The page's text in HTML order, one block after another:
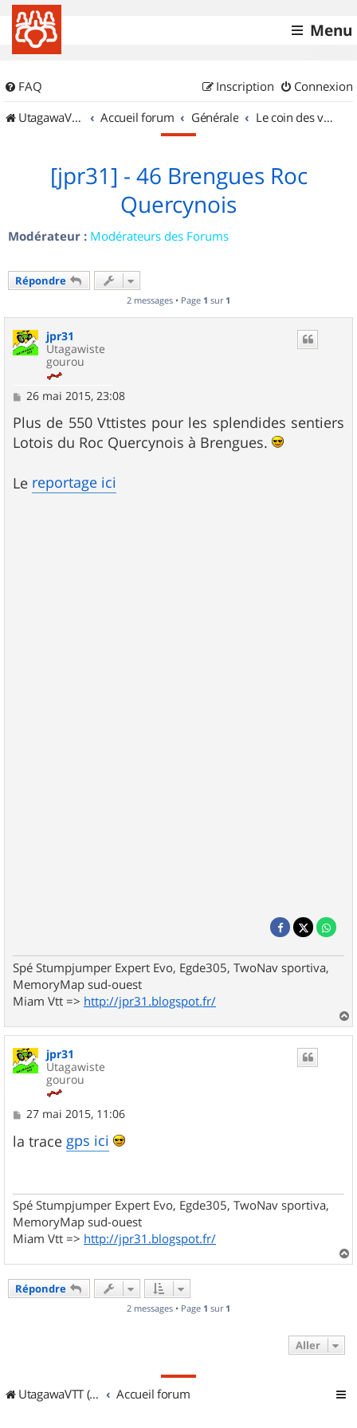
Menu
FAQ Connexion
Inscription
UtagawaVTT (Randos VTT et VTTAE avec traces GPS)
Accueil forum Générale Le coin des vidéastes
[jpr31] - 46 Brengues Roc
Quercynois
Modérateur : Modérateurs des Forums
Répondre
2 messages • Page 1 sur 1
jpr31
Utagawiste
gourou
M
s
s
a
26 mai 2015, 23:08
Plus de 550 Vttistes pour les splendides sentiers
Lotois du Roc Quercynois à Brengues.
Le reportage ici
Spé Stumpjumper Expert Evo, Egde305, TwoNav sportiva,
MemoryMap sud-ouest
Miam Vtt => http://jpr31.blogspot.fr/
a
u
jpr31
Utagawiste
gourou
M
s
s
27 mai 2015, 11:06
la trace gps ici
Spé Stumpjumper Expert Evo, Egde305, TwoNav sportiva,
MemoryMap sud-ouest
Miam Vtt => http://jpr31.blogspot.fr/
a
Répondre
2 messages • Page 1 sur 1
Aller
UtagawaVTT (Randos VTT et VTTAE avec traces GPS) Accueil forum